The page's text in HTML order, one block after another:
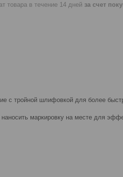
товара в течение 14 дней за счет
с тройной шлифовкой для более
маркировку на месте для